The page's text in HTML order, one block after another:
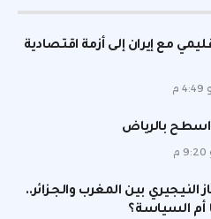
مع إيران إلى أزمة اقتصادية
بالرياض
بين المغرب والجزائر..
أم السياسة؟